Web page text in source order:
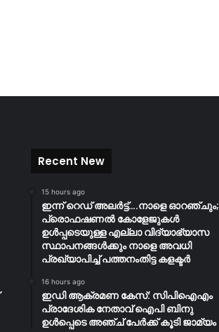
Recent New
15 hours ago
ഇന്ന് റെഡ് അലർട്ട്….നാളെ ഓറഞ്ചും;
പ്രൊഫഷണൽ കോളേജുകൾ
ഉൾപ്പടെയുള്ള എല്ലാ വിദ്യാഭ്യാസ
സ്ഥാപനങ്ങൾക്കും നാളെ അവധി
പ്രഖ്യാപിച്ച് പത്തനംതിട്ട കളക്ടർ
16 hours ago
ഇഡി ആക്രമണ കേസ്: സിപിഐഎം
പ്രാദേശിക നേതാവ് ഐപി ബിനു
ഉൾപ്പെടെ അഞ്ച് പേർക്ക് കൂടി ജാമ്യം